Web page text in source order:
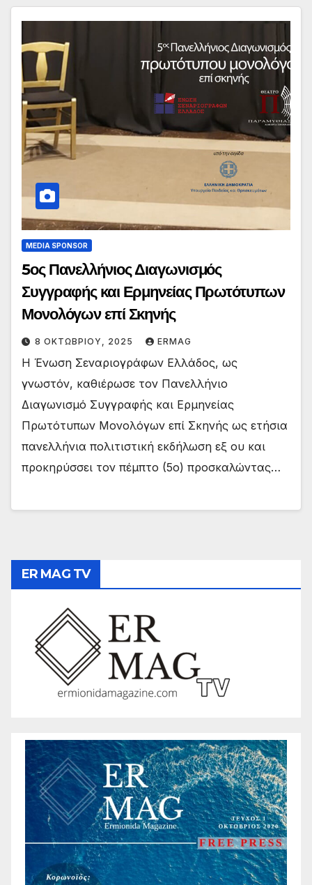
MEDIA SPONSOR
5ος Πανελλήνιος Διαγωνισμός
Συγγραφής και Ερμηνείας Πρωτότυπων
Μονολόγων επί Σκηνής
8 ΟΚΤΩΒΡΊΟΥ, 2025 ERMAG
Η Ένωση Σεναριογράφων Ελλάδος, ως
γνωστόν, καθιέρωσε τον Πανελλήνιο
Διαγωνισμό Συγγραφής και Ερμηνείας
Πρωτότυπων Μονολόγων επί Σκηνής ως ετήσια
πανελλήνια πολιτιστική εκδήλωση εξ ου και
προκηρύσσει τον πέμπτο (5ο) προσκαλώντας…
ER MAG TV